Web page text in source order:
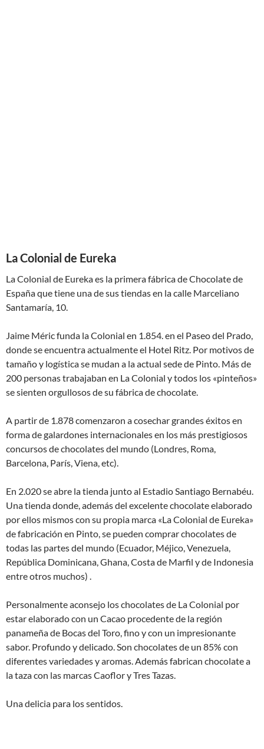
La Colonial de Eureka
La Colonial de Eureka es la primera fábrica de Chocolate de
España que tiene una de sus tiendas en la calle Marceliano
Santamaría, 10.
Jaime Méric funda la Colonial en 1.854. en el Paseo del Prado,
donde se encuentra actualmente el Hotel Ritz. Por motivos de
tamaño y logística se mudan a la actual sede de Pinto. Más de
200 personas trabajaban en La Colonial y todos los «pinteños»
se sienten orgullosos de su fábrica de chocolate.
A partir de 1.878 comenzaron a cosechar grandes éxitos en
forma de galardones internacionales en los más prestigiosos
concursos de chocolates del mundo (Londres, Roma,
Barcelona, París, Viena, etc).
En 2.020 se abre la tienda junto al Estadio Santiago Bernabéu.
Una tienda donde, además del excelente chocolate elaborado
por ellos mismos con su propia marca «La Colonial de Eureka»
de fabricación en Pinto, se pueden comprar chocolates de
todas las partes del mundo (Ecuador, Méjico, Venezuela,
República Dominicana, Ghana, Costa de Marfil y de Indonesia
entre otros muchos) .
Personalmente aconsejo los chocolates de La Colonial por
estar elaborado con un Cacao procedente de la región
panameña de Bocas del Toro, fino y con un impresionante
sabor. Profundo y delicado. Son chocolates de un 85% con
diferentes variedades y aromas. Además fabrican chocolate a
la taza con las marcas Caoflor y Tres Tazas.
Una delicia para los sentidos.